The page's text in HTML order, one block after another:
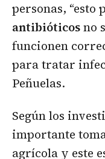
personas, “esto
antibióticosno
funcionen
para tratar
Peñuelas.
Según los
importante
agrícola y este